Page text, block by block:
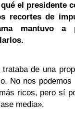
el presidente
recortes de
mantuvo a
trataba de una
No nos
ricos, pero sí
media».